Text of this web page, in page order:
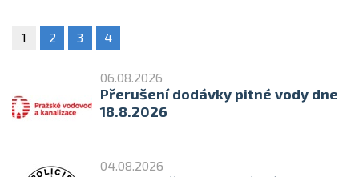
1 2 3 4
06.08.2026
Přerušení dodávky pitné vody dne
18.8.2026
04.08.2026